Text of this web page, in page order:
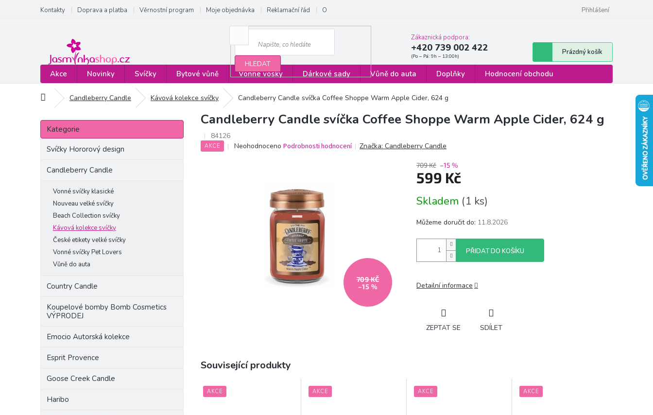
obsah
Kontakty Doprava a platba Věrnostní program Moje objednávka Reklamační řád Obchodní podmínky Formulář pro odstoupení od smlouvy
Přihlášení
HLEDAT
Zákaznická podpora:
+420 739 002 422
Nákupní
košík
Prázdný košík
Akce Novinky Svíčky Bytové vůně Vonné vosky Dárkové sady Vůně do auta Doplňky Hodnocení obchodu
Domů Candleberry Candle Kávová kolekce svíčky Candleberry Candle svíčka Coffee Shoppe Warm Apple Cider, 624 g
P
s
Přeskočit
kategorie
Kategorie
Svíčky Hororový design
Candleberry Candle
Vonné svíčky klasické
Nouveau velké svíčky
Beach Collection svíčky
Kávová kolekce svíčky
České etikety velké svíčky
Vonné svíčky Pet Lovers
Vůně do auta
Country Candle
Koupelové bomby Bomb Cosmetics
VÝPRODEJ
Emocio Autorská kolekce
Esprit Provence
Goose Creek Candle
Haribo
Candleberry Candle svíčka Coffee Shoppe Warm Apple Cider, 624 g
84126
AKCE
Průměrné
Neohodnoceno Podrobnosti hodnocení Značka:Candleberry Candle
709 KČ
–15 %
709 Kč –15 %
599 Kč
cena:
Skladem (1 ks)
Můžeme doručit do: 11.8.2026
PŘIDAT DO KOŠÍKU
Detailní informace
ZEPTAT SE SDÍLET
Související produkty
AKCE AKCE AKCE AKCE